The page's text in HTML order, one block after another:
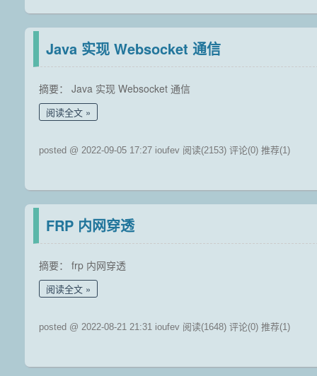
Java 实现 Websocket 通信
摘要： Java 实现 Websocket 通信
阅读全文
posted @ 2022-09-05 17:27 ioufev 阅读(2153) 评论(0) 推荐(1)
FRP 内网穿透
摘要： frp 内网穿透
阅读全文
posted @ 2022-08-21 21:31 ioufev 阅读(1648) 评论(0) 推荐(1)